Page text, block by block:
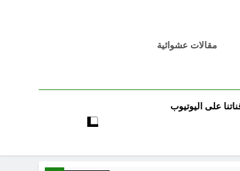
مقالات عشوائية
على اليوتيوب